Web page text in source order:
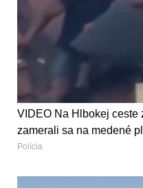
VIDEO Na Hlbokej ceste
zamerali sa na medené
Polícia